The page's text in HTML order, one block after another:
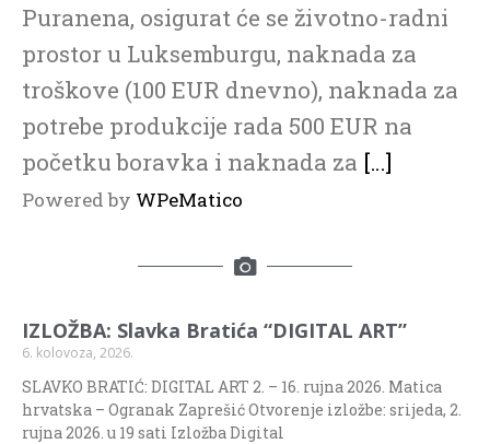
Puranena, osigurat će se životno-radni
prostor u Luksemburgu, naknada za
troškove (100 EUR dnevno), naknada za
potrebe produkcije rada 500 EUR na
početku boravka i naknada za […]
Powered by WPeMatico
IZLOŽBA: Slavka Bratića “DIGITAL ART”
6. kolovoza, 2026.
SLAVKO BRATIĆ: DIGITAL ART 2. – 16. rujna 2026. Matica
hrvatska – Ogranak Zaprešić Otvorenje izložbe: srijeda, 2.
rujna 2026. u 19 sati Izložba Digital